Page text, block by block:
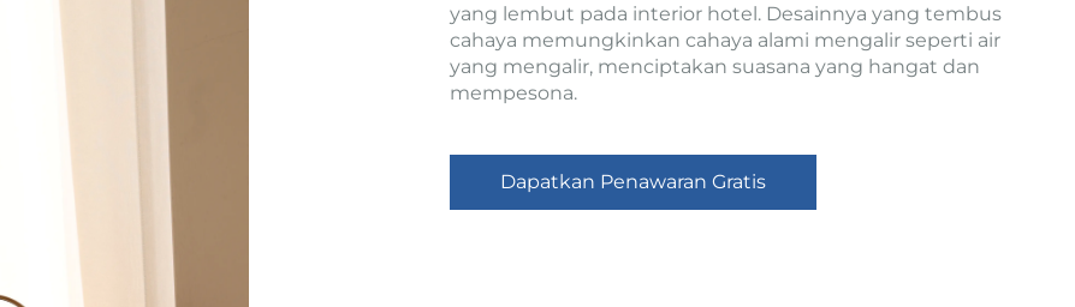
yang lembut pada interior hotel. Desainnya yang tembus
cahaya memungkinkan cahaya alami mengalir seperti air
yang mengalir, menciptakan suasana yang hangat dan
mempesona.
Dapatkan Penawaran Gratis